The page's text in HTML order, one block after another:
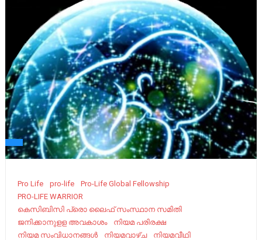
Pro Life pro-life
Pro-Life Global Fellowship
PRO-LIFE WARRIOR
കെസിബിസി പ്രൊ ലൈഫ് സംസ്ഥാന സമിതി
ജനിക്കാനുളള അവകാശം
നിയമ പരിരക്ഷ
നിയമ സംവിധാനങ്ങൾ
നിയമവാഴ്ച
നിയമവീഥി